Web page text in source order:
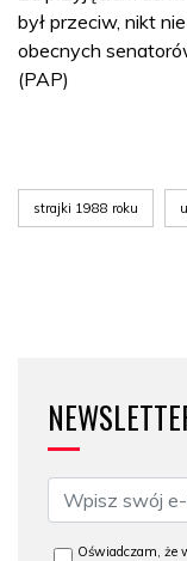
był przeciw, nikt
obecnych
(PAP)
strajki 1988 roku
Oświadczam, że